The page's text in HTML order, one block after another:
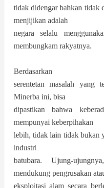
tidak didengar bahkan tidak
menjijikan adalah
negara selalu
membungkam rakyatnya.
Berdasarkan
serentetan masalah yang
Minerba ini, bisa
dipastikan bahwa
mempunyai keberpihakan
lebih, tidak lain tidak bukan
industri
batubara. Ujung-
mendukung pengrusakan
eksploitasi alam secara